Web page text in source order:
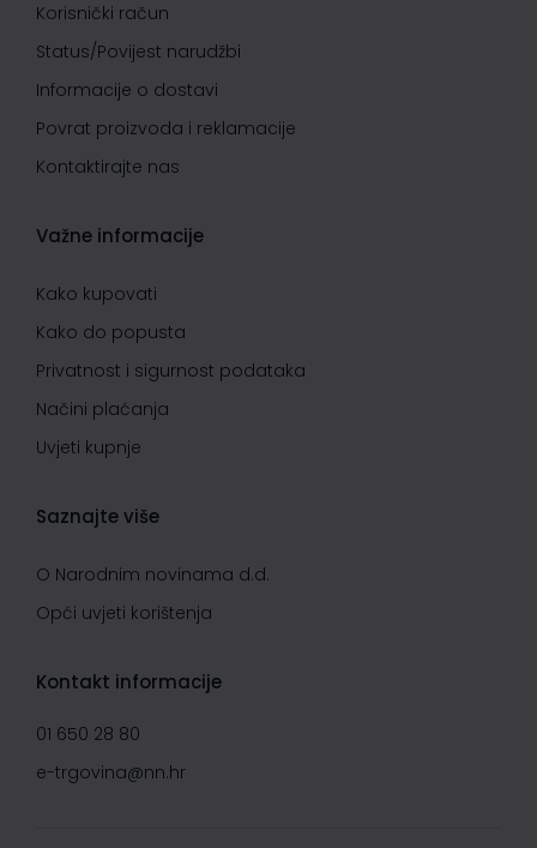
Korisnički račun
Status/Povijest narudžbi
Informacije o dostavi
Povrat proizvoda i reklamacije
Kontaktirajte nas
Važne informacije
Kako kupovati
Kako do popusta
Privatnost i sigurnost podataka
Načini plaćanja
Uvjeti kupnje
Saznajte više
O Narodnim novinama d.d.
Opći uvjeti korištenja
Kontakt informacije
01 650 28 80
e-trgovina@nn.hr